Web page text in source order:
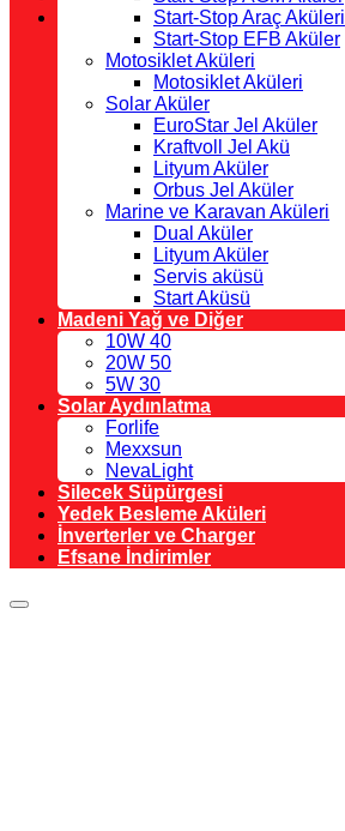
Start-Stop Araç Aküleri
Start-Stop EFB Aküler
Motosiklet Aküleri
Motosiklet Aküleri
Solar Aküler
EuroStar Jel Aküler
Kraftvoll Jel Akü
Lityum Aküler
Orbus Jel Aküler
Marine ve Karavan Aküleri
Dual Aküler
Lityum Aküler
Servis aküsü
Start Aküsü
Madeni Yağ ve Diğer
10W 40
20W 50
5W 30
Solar Aydınlatma
Forlife
Mexxsun
NevaLight
Silecek Süpürgesi
Yedek Besleme Aküleri
İnverterler ve Charger
Efsane İndirimler